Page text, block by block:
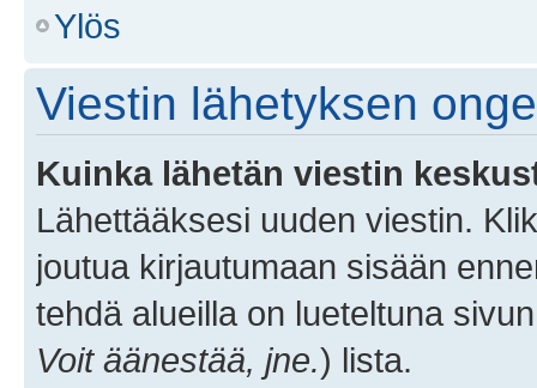
Ylös
Viestin lähetyksen
Kuinka lähetän viestin
Lähettääksesi uuden viestin.
joutua kirjautumaan sisään
tehdä alueilla on lueteltuna
Voit äänestää, jne.) lista.